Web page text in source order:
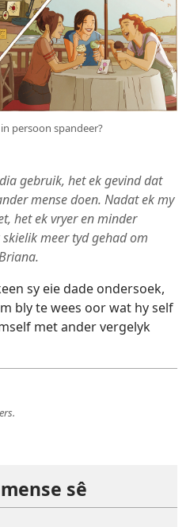
persoon spandeer?
gebruik, het ek gevind dat
mense doen. Nadat ek my
het ek vryer en minder
meer tyd gehad om
sy eie dade ondersoek,
bly te wees oor wat hy self
met ander vergelyk
sê